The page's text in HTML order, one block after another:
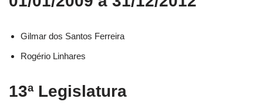
Gilmar dos Santos Ferreira
Rogério Linhares
13ª Legislatura